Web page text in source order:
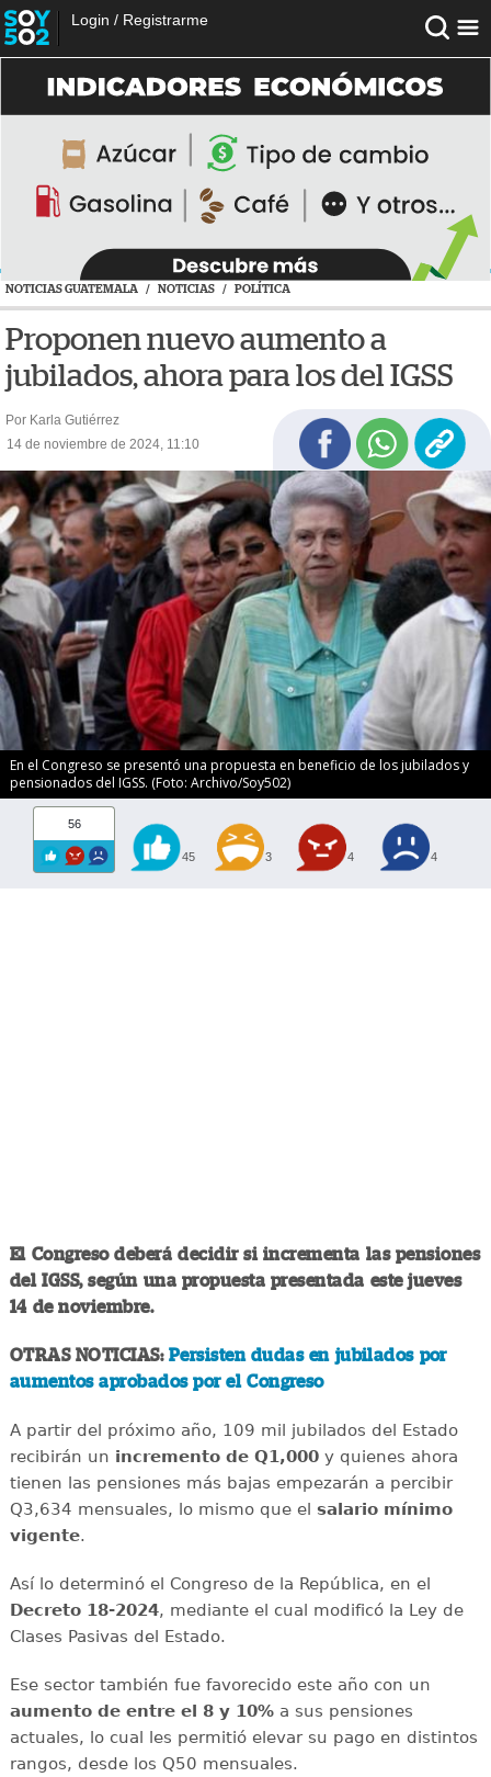
Login / Registrarme
NOTICIAS GUATEMALA / NOTICIAS / POLÍTICA
Proponen nuevo aumento a
jubilados, ahora para los del IGSS
Por Karla Gutiérrez
14 de noviembre de 2024, 11:10
En el Congreso se presentó una propuesta en beneficio de los jubilados y
pensionados del IGSS. (Foto: Archivo/Soy502)
56
45 3 4 4
El Congreso deberá decidir si incrementa las pensiones
del IGSS, según una propuesta presentada este jueves
14 de noviembre.
OTRAS NOTICIAS: Persisten dudas en jubilados por
aumentos aprobados por el Congreso
A partir del próximo año, 109 mil jubilados del Estado
recibirán un incremento de Q1,000y quienes ahora
tienen las pensiones más bajas empezarán a percibir
Q3,634 mensuales, lo mismo que el salario mínimo
vigente.
Así lo determinó el Congreso de la República, en el
Decreto 18-2024, mediante el cual modificó la Ley de
Clases Pasivas del Estado.
Ese sector también fue favorecido este año con un
aumento de entre el 8 y 10%a sus pensiones
actuales, lo cual les permitió elevar su pago en distintos
rangos, desde los Q50 mensuales.